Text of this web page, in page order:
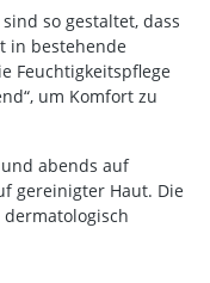
so gestaltet, dass
in bestehende
Feuchtigkeitspflege
um Komfort zu
abends auf
gereinigter Haut. Die